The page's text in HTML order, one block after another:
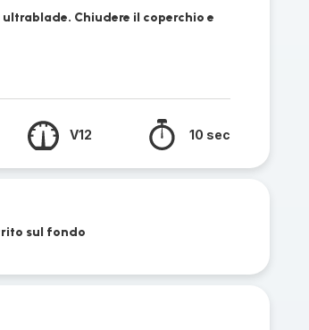
Chiudere il coperchio e
V12 10 sec
sul fondo